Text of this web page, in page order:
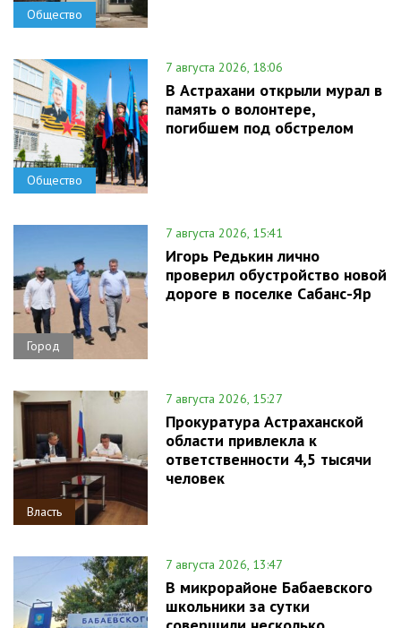
Общество
Общество
7 августа 2026, 18:06
В Астрахани открыли мурал в
память о волонтере,
погибшем под обстрелом
Город
7 августа 2026, 15:41
Игорь Редькин лично
проверил обустройство новой
дороге в поселке Сабанс-Яр
Власть
7 августа 2026, 15:27
Прокуратура Астраханской
области привлекла к
ответственности 4,5 тысячи
человек
7 августа 2026, 13:47
В микрорайоне Бабаевского
школьники за сутки